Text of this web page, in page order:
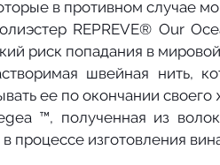
в противном случае
REPREVE® Our
риск попадания в
швейная нить,
ее по окончании своего
™, полученная из
процессе изготовления